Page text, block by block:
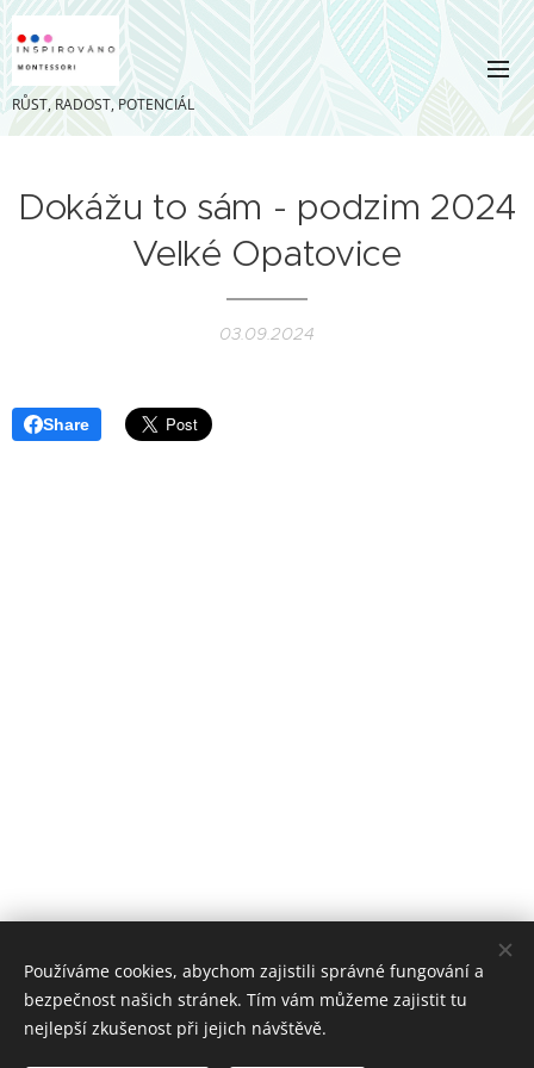
RŮST, RADOST, POTENCIÁL
Dokážu to sám - podzim 2024
Velké Opatovice
03.09.2024
Share
Používáme cookies, abychom zajistili správné fungování a
bezpečnost našich stránek. Tím vám můžeme zajistit tu
nejlepší zkušenost při jejich návštěvě.